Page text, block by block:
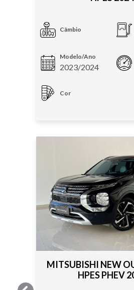
Câmbio
Modelo/Ano
2023/2024
Cor
MITSUBISHI NEW
HPES PHEV